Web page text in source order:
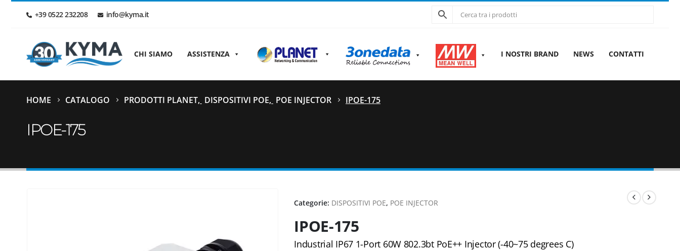
+39 0522 232208 info@kyma.it
CHI SIAMO ASSISTENZA I NOSTRI BRAND NEWS CONTATTI
HOME CATALOGO PRODOTTI PLANET, DISPOSITIVI POE, POE INJECTOR IPOE-175
IPOE-175
Categorie: DISPOSITIVI POE, POE INJECTOR
IPOE-175
Industrial IP67 1-Port 60W 802.3bt PoE++ Injector (-40~75 degrees C)